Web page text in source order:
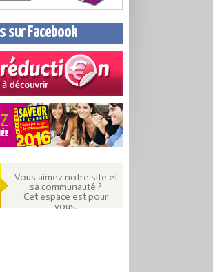
sur Facebook
Vous aimez notre site et
sa communauté ?
Cet espace est pour
vous.